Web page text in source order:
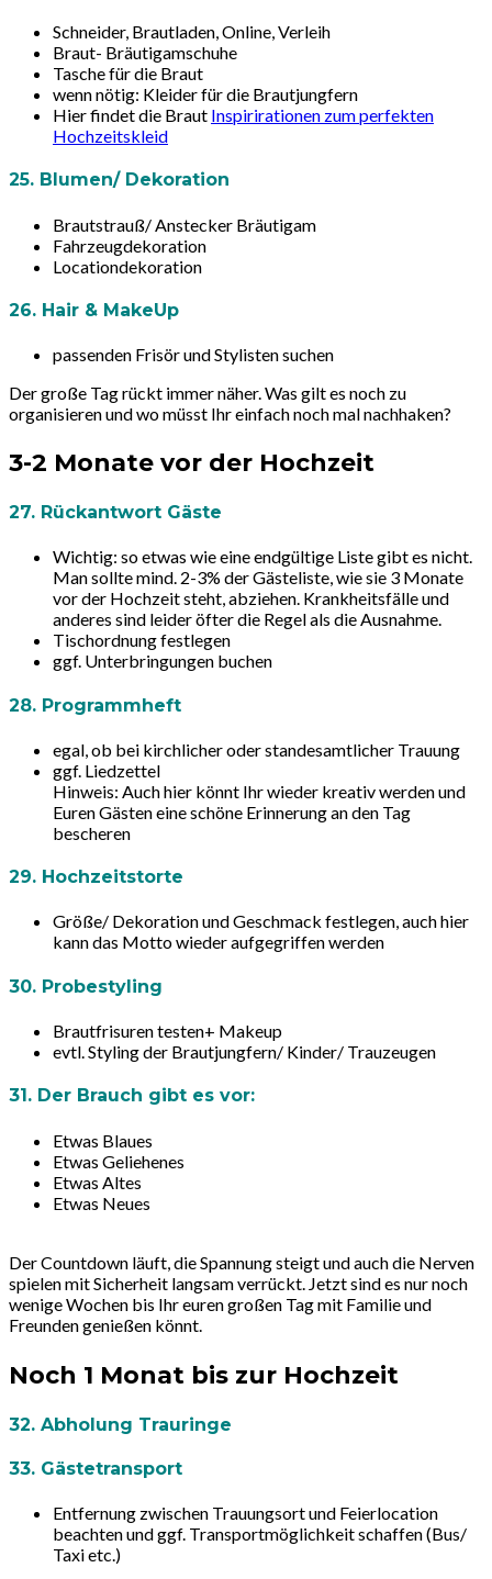
Schneider, Brautladen, Online, Verleih
Braut- Bräutigamschuhe
Tasche für die Braut
wenn nötig: Kleider für die Brautjungfern
Hier findet die Braut Inspirirationen zum perfekten
Hochzeitskleid
25. Blumen/ Dekoration
Brautstrauß/ Anstecker Bräutigam
Fahrzeugdekoration
Locationdekoration
26. Hair & MakeUp
passenden Frisör und Stylisten suchen
Der große Tag rückt immer näher. Was gilt es noch zu
organisieren und wo müsst Ihr einfach noch mal nachhaken?
3-2 Monate vor der Hochzeit
27. Rückantwort Gäste
Wichtig: so etwas wie eine endgültige Liste gibt es nicht.
Man sollte mind. 2-3% der Gästeliste, wie sie 3 Monate
vor der Hochzeit steht, abziehen. Krankheitsfälle und
anderes sind leider öfter die Regel als die Ausnahme.
Tischordnung festlegen
ggf. Unterbringungen buchen
28. Programmheft
egal, ob bei kirchlicher oder standesamtlicher Trauung
ggf. Liedzettel
Hinweis: Auch hier könnt Ihr wieder kreativ werden und
Euren Gästen eine schöne Erinnerung an den Tag
bescheren
29. Hochzeitstorte
Größe/ Dekoration und Geschmack festlegen, auch hier
kann das Motto wieder aufgegriffen werden
30. Probestyling
Brautfrisuren testen+ Makeup
evtl. Styling der Brautjungfern/ Kinder/ Trauzeugen
31. Der Brauch gibt es vor:
Etwas Blaues
Etwas Geliehenes
Etwas Altes
Etwas Neues
Der Countdown läuft, die Spannung steigt und auch die Nerven
spielen mit Sicherheit langsam verrückt. Jetzt sind es nur noch
wenige Wochen bis Ihr euren großen Tag mit Familie und
Freunden genießen könnt.
Noch 1 Monat bis zur Hochzeit
32. Abholung Trauringe
33. Gästetransport
Entfernung zwischen Trauungsort und Feierlocation
beachten und ggf. Transportmöglichkeit schaffen (Bus/
Taxi etc.)